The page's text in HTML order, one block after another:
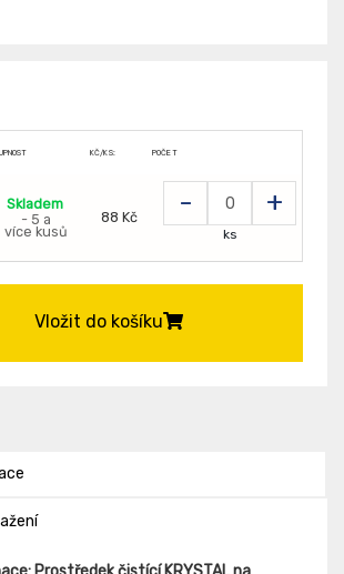
KČ/KS: POČET
Skladem
- 5 a
více kusů
88 Kč - +
ks
Vložit do košíku